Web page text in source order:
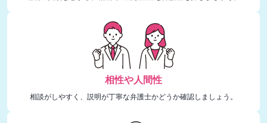
相性や人間性
相談がしやすく、説明が丁寧な弁護士かどうか確認しましょう。